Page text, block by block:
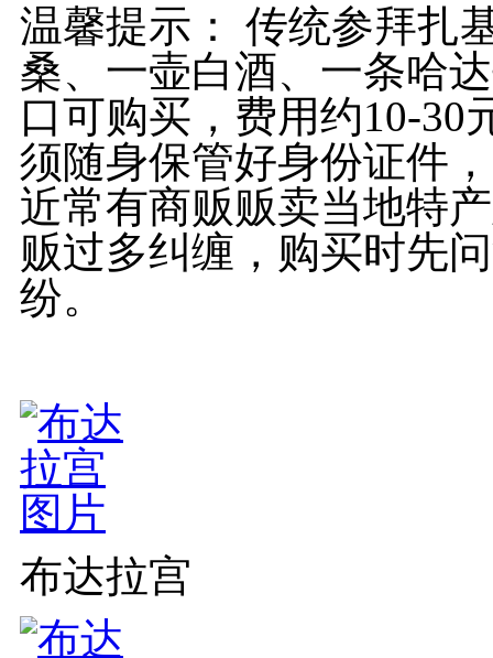
温馨提示： 传统参拜扎
桑、一壶白酒、一条哈
口可购买，费用约10-30
须随身保管好身份证件
近常有商贩贩卖当地特
贩过多纠缠，购买时先
纷。
布达拉宫